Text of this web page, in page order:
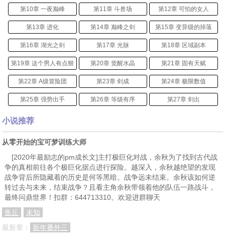
第10章 一夜巅峰 第11章 斗兽场 第12章 可怕的女人
第13章 进化 第14章 巅峰之剑 第15章 变异级的掉落
第16章 湖光之剑 第17章 光脉 第18章 区域副本
第19章 这个男人有点狠 第20章 觉醒水晶 第21章 固有天赋
第22章 A级冒险团 第23章 剑成 第24章 极限数值
第25章 强势出手 第26章 等级有序 第27章 剑出
第28章 十级？
第34章 灰谷区域副本 第35章 初试锋芒 第36章 哥布林之王
第37章 超常的提升效果 第38章 初级剑技100% 第39章 百年首杀！
第40章 超凡级材料 第41章 增长的等级 第42章 我的觉得陆总说得对
第43章 献上你们的肝吧
第46章 新老对比
小说推荐
从零开始的宝可梦训练大师
[2020年最励志的pm成长文]主打极巨化对战，余秋为了找到古代战
争的真相前往各个极巨化据点进行探险。越深入，余秋越绝望的发现
战争背后所隐藏着的历史是何等黑暗。战争远未结束。余秋该如何逆
转过去与未来，结束战争？且看主角余秋带领着他的队伍一路战斗，
最终问鼎世界！扣群：644713310。欢迎进群聊天
鱼丘
未知
最新章：
新年番外三